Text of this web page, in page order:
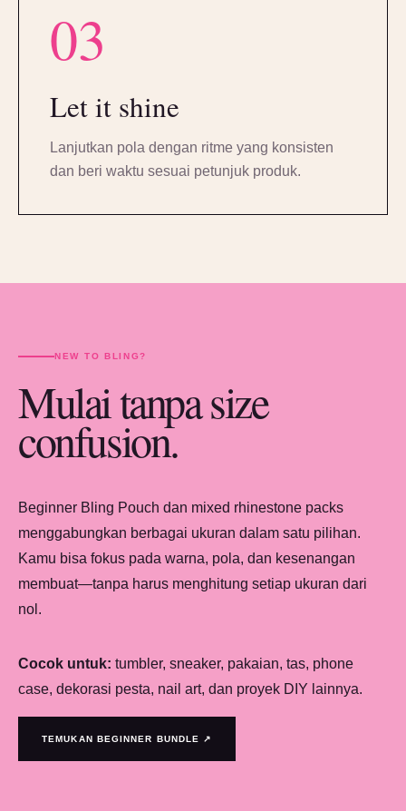
03
Let it shine
Lanjutkan pola dengan ritme yang konsisten
dan beri waktu sesuai petunjuk produk.
NEW TO BLING?
Mulai tanpa size
confusion.
Beginner Bling Pouch dan mixed rhinestone packs
menggabungkan berbagai ukuran dalam satu pilihan.
Kamu bisa fokus pada warna, pola, dan kesenangan
membuat—tanpa harus menghitung setiap ukuran dari
nol.
Cocok untuk: tumbler, sneaker, pakaian, tas, phone
case, dekorasi pesta, nail art, dan proyek DIY lainnya.
TEMUKAN BEGINNER BUNDLE ↗